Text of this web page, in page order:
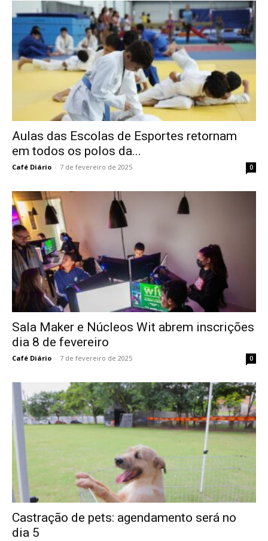
Aulas das Escolas de Esportes retornam
em todos os polos da...
Café Diário - 7 de fevereiro de 2025 0
Sala Maker e Núcleos Wit abrem inscrições
dia 8 de fevereiro
Café Diário - 7 de fevereiro de 2025 0
Castração de pets: agendamento será no
dia 5